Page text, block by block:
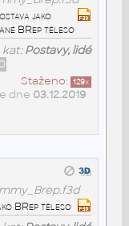
jako
BRep těleso
kat:Postavy, lidé
Staženo: 129x
dne 03.12.2019
BRep těleso